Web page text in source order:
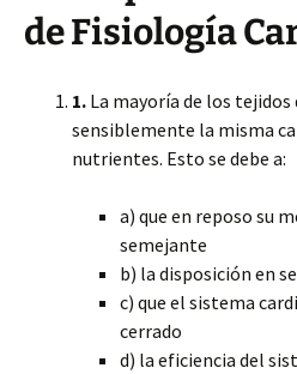
de Fisiología
1. La mayoría de los
sensiblemente la misma
nutrientes. Esto se debe a:
a) que en reposo su
semejante
b) la disposición en
c) que el sistema
cerrado
d) la eficiencia del